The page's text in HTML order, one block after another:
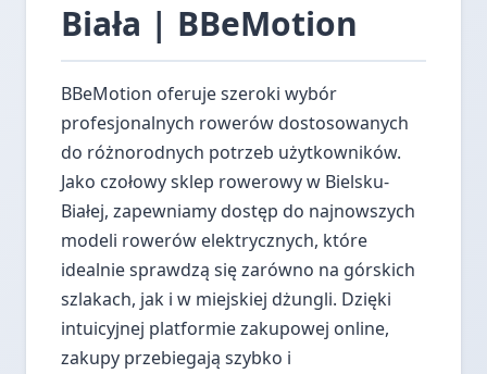
Biała | BBeMotion
BBeMotion oferuje szeroki wybór
profesjonalnych rowerów dostosowanych
do różnorodnych potrzeb użytkowników.
Jako czołowy sklep rowerowy w Bielsku-
Białej, zapewniamy dostęp do najnowszych
modeli rowerów elektrycznych, które
idealnie sprawdzą się zarówno na górskich
szlakach, jak i w miejskiej dżungli. Dzięki
intuicyjnej platformie zakupowej online,
zakupy przebiegają szybko i